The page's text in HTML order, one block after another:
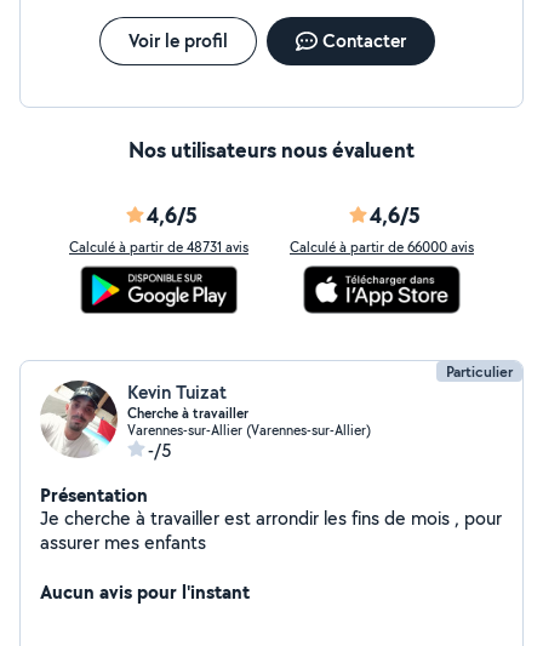
Voir le profil Contacter
Nos utilisateurs nous évaluent
4,6/5
Calculé à partir de 48731 avis
4,6/5
Calculé à partir de 66000 avis
Particulier
Kevin Tuizat
Cherche à travailler
Varennes-sur-Allier (Varennes-sur-Allier)
-/5
Présentation
Je cherche à travailler est arrondir les fins de mois , pour
assurer mes enfants
Aucun avis pour l'instant